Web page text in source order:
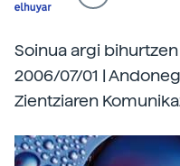
Soinua argi
2006/07/01 |
Zientziaren